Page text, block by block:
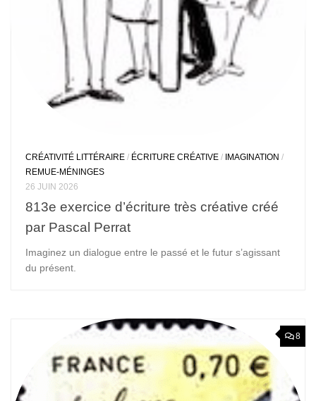
CRÉATIVITÉ LITTÉRAIRE / ÉCRITURE CRÉATIVE / IMAGINATION /
REMUE-MÉNINGES
26 JUIN 2026
813e exercice d’écriture très créative créé
par Pascal Perrat
Imaginez un dialogue entre le passé et le futur s’agissant
du présent.
8